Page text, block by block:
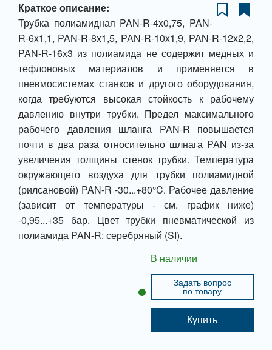
Краткое описание:
Трубка полиамидная PAN-R-4x0,75, PAN-
R-6x1,1, PAN-R-8x1,5, PAN-R-10x1,9, PAN-R-12x2,2,
PAN-R-16x3 из полиамида не содержит медных и
тефлоновых материалов и применяется в
пневмосистемах станков и другого оборудования,
когда требуются высокая стойкость к рабочему
давлению внутри трубки. Предел максимального
рабочего давления шланга PAN-R повышается
почти в два раза относительно шлнага PAN из-за
увеличения толщины стенок трубки. Температура
окружающего воздуха для трубки полиамидной
(рилсановой) PAN-R -30...+80°C. Рабочее давление
(зависит от температуры - см. график ниже)
-0,95...+35 бар. Цвет трубки пневматической из
полиамида PAN-R: серебряный (SI).
В наличии
Задать вопрос
по товару
Купить